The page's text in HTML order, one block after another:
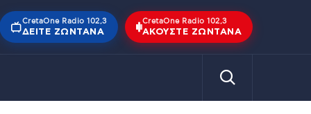
CretaOne Radio 102,3
ΔΕΊΤΕ ΖΩΝΤΑΝΆ
CretaOne Radio 102,3
ΑΚΟΎΣΤΕ ΖΩΝΤΑΝΆ